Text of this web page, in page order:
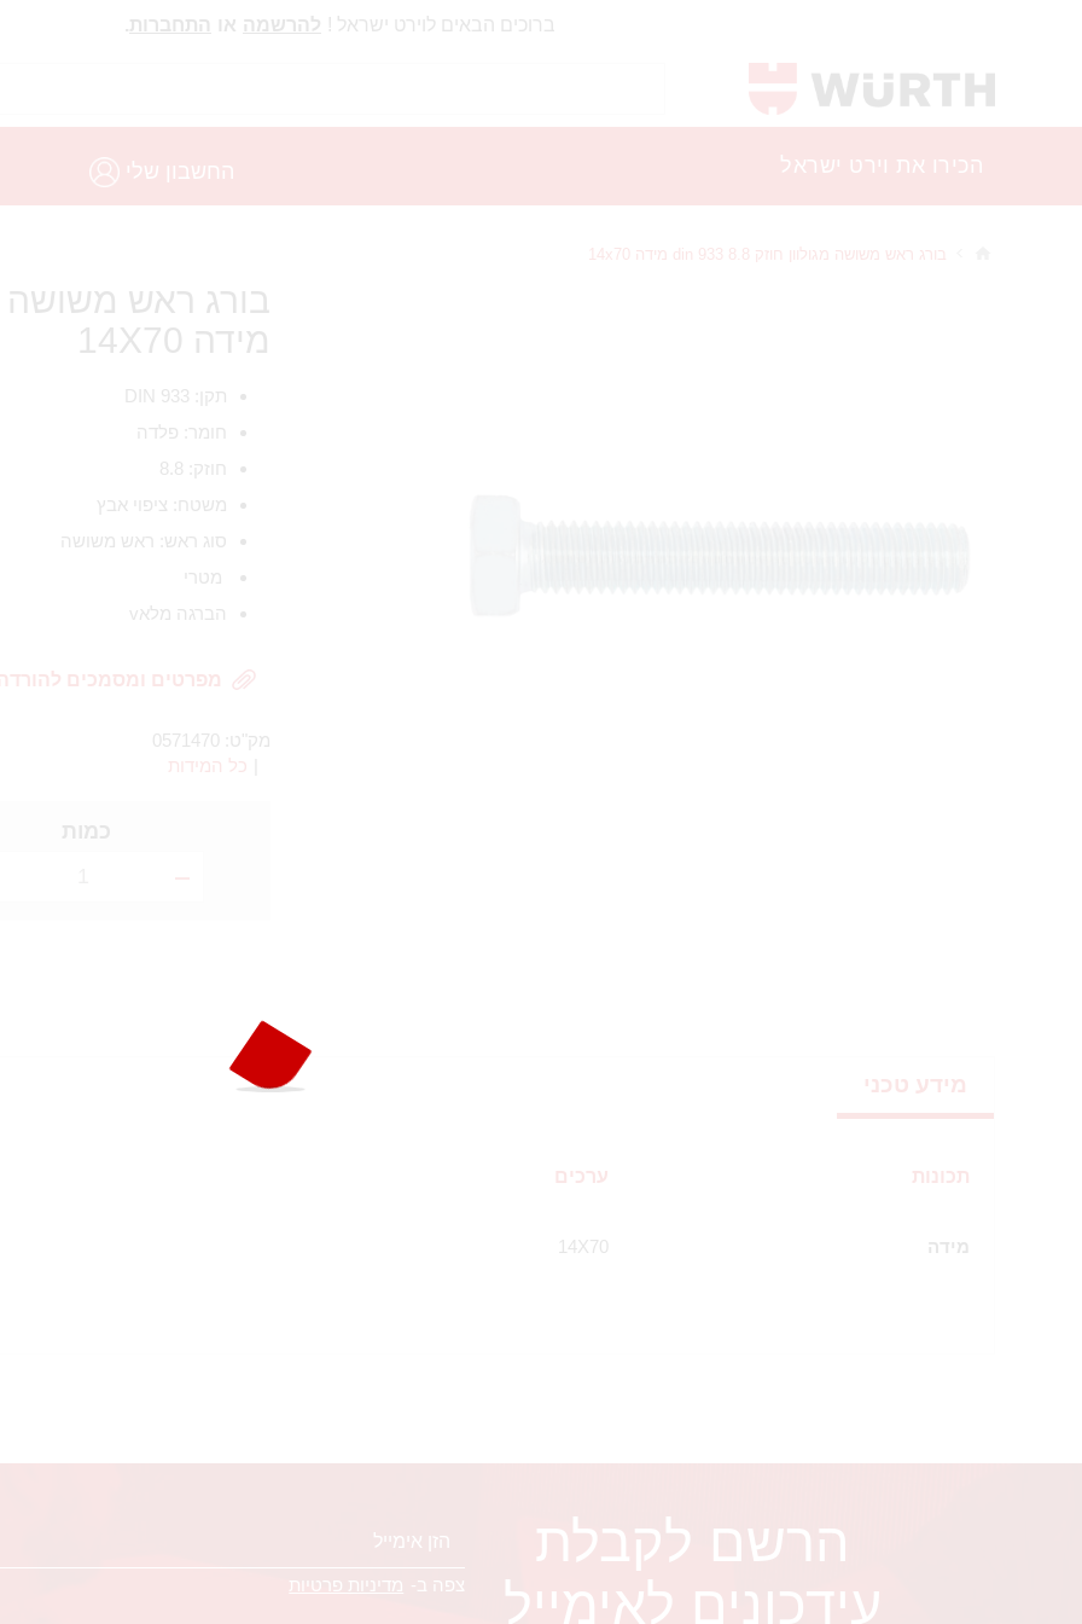
ברוכים הבאים לוירט ישראל ! להרשמה או התחברות.
הכירו את וירט ישראל החשבון שלי
בורג ראש משושה מגולוון חוזק 8.8 din 933 מידה 14x70
מידה 14X70
תקן: DIN 933
חומר: פלדה
חוזק: 8.8
משטח: ציפוי אבץ
סוג ראש: ראש משושה
מטרי
הברגה מלאv
מפרטים ומסמכים להורדה
מק"ט:
0571470
כל המידות
מידע טכני
תכונות ערכים
מידה 14X70
הרשם לקבלת
עידכונים לאימייל
צפה ב- מדיניות פרטיות